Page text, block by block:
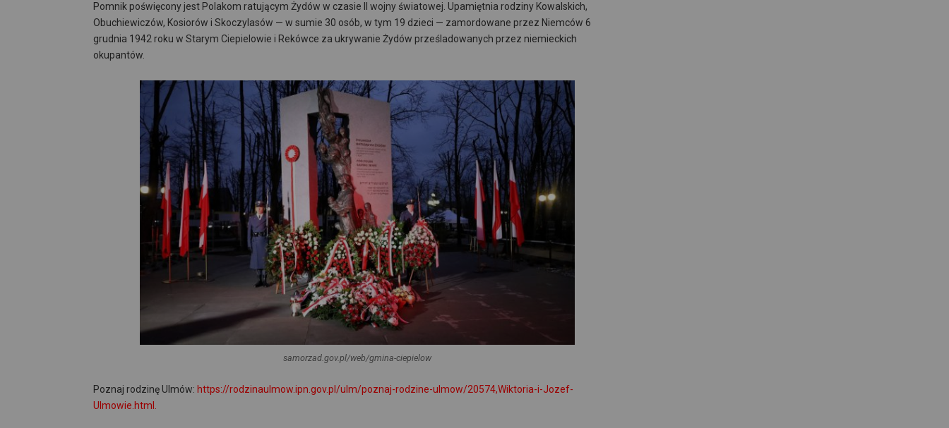
Pomnik poświęcony jest Polakom ratującym Żydów w czasie II wojny światowej. Upamiętnia rodziny Kowalskich,
Obuchiewiczów, Kosiorów i Skoczylasów — w sumie 30 osób, w tym 19 dzieci — zamordowane przez Niemców 6
grudnia 1942 roku w Starym Ciepielowie i Rekówce za ukrywanie Żydów prześladowanych przez niemieckich
okupantów.
samorzad.gov.pl/web/gmina-ciepielow
Poznaj rodzinę Ulmów: https://rodzinaulmow.ipn.gov.pl/ulm/poznaj-rodzine-ulmow/20574,Wiktoria-i-Jozef-
Ulmowie.html.